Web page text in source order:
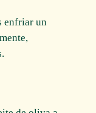
enfriar un